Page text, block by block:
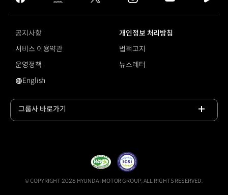
facebook
hmg
journal
twitter instagram
tv
공지사항
개인정보 처리방침
서비스 이용약관
법적고지
운영정책
뉴스레터
영문 사이트로 이동
English
그룹사 바로가기
© COPYRIGHT 2026 HYUNDAI MOTOR GROUP, ALL RIGHTS RESERVED.